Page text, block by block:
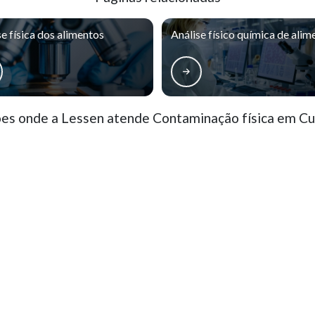
física dos alimentos Análise físico química de
onde a Lessen atende Contaminação física em